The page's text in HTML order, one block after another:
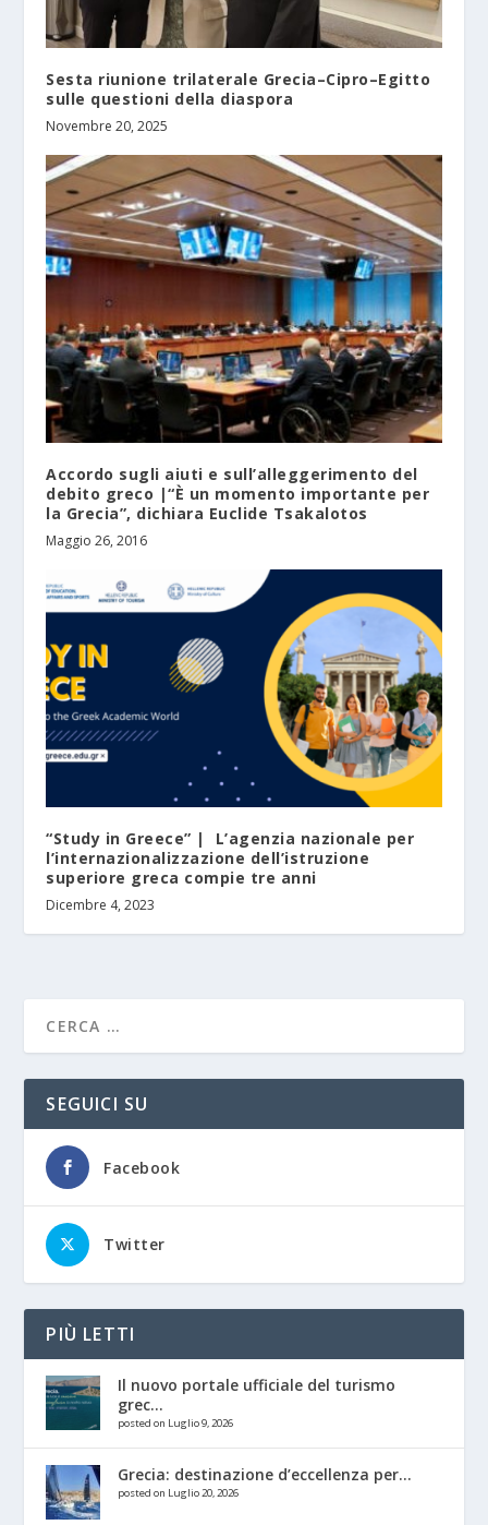
Sesta riunione trilaterale Grecia–Cipro–Egitto
sulle questioni della diaspora
Novembre 20, 2025
Accordo sugli aiuti e sull’alleggerimento del
debito greco |“È un momento importante per
la Grecia”, dichiara Euclide Tsakalotos
Maggio 26, 2016
“Study in Greece” | L’agenzia nazionale per
l’internazionalizzazione dell’istruzione
superiore greca compie tre anni
Dicembre 4, 2023
SEGUICI SU
Facebook
Twitter
PIÙ LETTI
Il nuovo portale ufficiale del turismo
grec...
posted on Luglio 9, 2026
Grecia: destinazione d’eccellenza per...
posted on Luglio 20, 2026